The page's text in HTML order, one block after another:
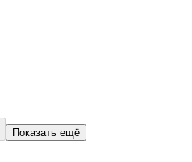
Показать ещё